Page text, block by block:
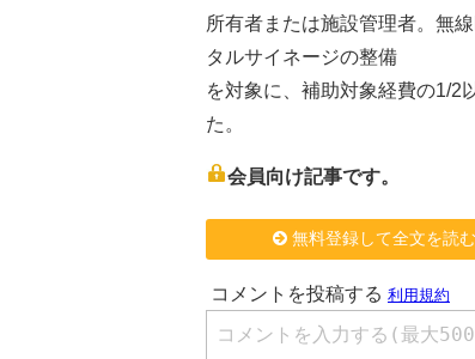
所有者または施設管理者。無
タルサイネージの整備
を対象に、補助対象経費の1/2
た。
会員向け記事です。
無料登録して全文を読む